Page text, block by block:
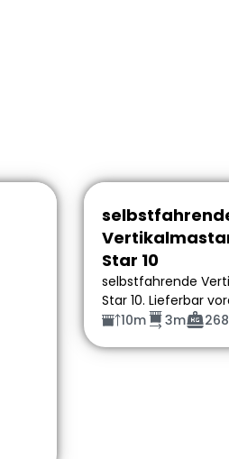
Star 10
selbstfahrende
Star 10. Lieferbar
10m
3m